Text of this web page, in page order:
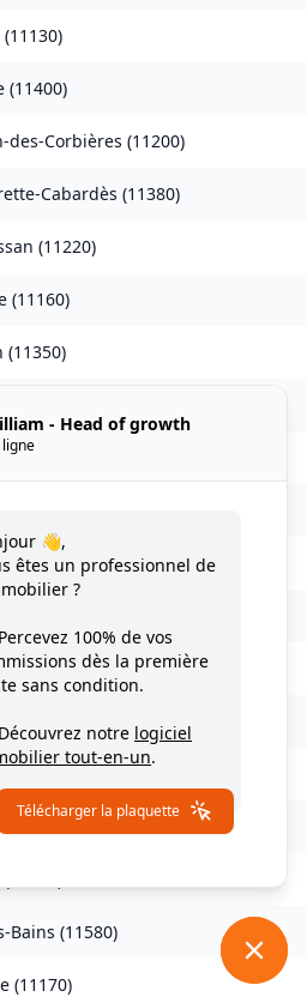
(11130)
(11400)
des-Corbières (11200)
Cabardès (11380)
(11220)
(11160)
(11350)
en-Minervois
en-Lauragais
(11330)
(11600 )
11570
Bains (11580)
(11170)
- Head of growth
ligne
👋,
êtes un professionnel de
?
100% de vos
dès la première
sans condition.
notre logiciel
tout-en-un.
Télécharger la plaquette